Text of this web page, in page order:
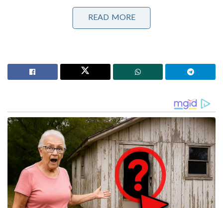
പാർട്ടിക്ക് വേണ്ടി പ്രതികരിച്ചതിനാണ് കള്ളക്കേസിൽ
ജയിലിൽ അടയ്ക്കപ്പെട്ടത്, പിന്തുണ വേണ്ട, പിന്നിൽ
നിന്ന് കുത്തരുത്; ജയരാജനെതിരെ ആഞ്ഞടിച്ച്
വിമർശനവുമായി ശശി തരൂർ
ഫോൺ കോൾ ലഭിച്ചതിന് പിന്നാലെ നിമിഷ ഈ
വിവരം ആക്ഷൻ കൗൺസിലിനെ
അറിയിക്കുകയായിരുന്നു. ആക്ഷൻ കൗൺസിൽ
കൺവീനർ ജയൻ ഇടപാളിനാണ് നിമിഷയുടെ ശബ്ദ
സന്ദേശം ലഭിച്ചത്. നിമിഷയെ വധശിക്ഷയിൽ നിന്നും
ഒഴിവാക്കാൻ കേന്ദ്രസർക്കാർ പരമാവധി
പരിശ്രമിച്ചിരുന്നു.
2017 ജൂലൈയിൽ ആയിരുന്നു നിമിഷ പ്രിയ
READ MORE